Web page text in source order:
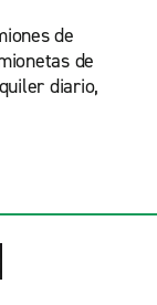
de
de
diario,